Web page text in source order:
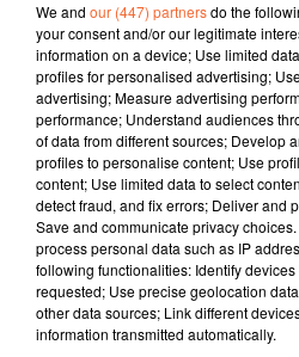
Patrice Bémanangy
L'info près de chez vous.
Une contre-expertise est
Nouvelle Aquitaine et Pays de
travaux de la ligne TER entre
Nueil les Aubiers va aménager
récemment acquise en halte
photo ).
Le Rocher branlant à
avec un jeune entrepreneur qui
Soirée musicale demain à
We and our (447) partnersdo the
your consent and/or our legitimate
information on a device; Use limited
profiles for personalised advertising;
advertising; Measure advertising
performance; Understand audiences
of data from different sources; Develop
profiles to personalise content; Use
content; Use limited data to select
detect fraud, and fix errors; Deliver and
Save and communicate privacy
process personal data such as IP
following functionalities: Identify
requested; Use precise geolocation
other data sources; Link different
information transmitted automatically.